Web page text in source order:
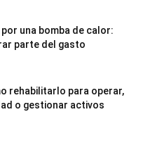
una bomba de calor:
parte del gasto
rehabilitarlo para operar,
o gestionar activos